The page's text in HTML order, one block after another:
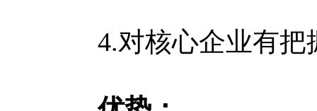
4.对核心企业有把